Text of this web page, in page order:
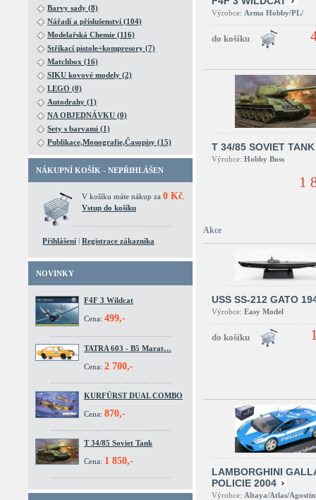
Barvy sady (8)
Nářadí a příslušenství (104)
Modelařská Chemie (116)
Stříkací pistole+kompresory (7)
Matchbox (16)
SIKU kovové modely (2)
LEGO (0)
Autodrahy (1)
NA OBJEDNÁVKU (0)
Sety s barvami (1)
Publikace,Monografie,Časopisy (15)
NÁKUPNÍ KOŠÍK - NEPŘIHLÁŠEN
V košíku máte nákup za 0 Kč
Vstup do košíku
Přihlášení | Registrace zákazníka
NOVINKY
F4F 3 Wildcat
Cena: 499,-
TATRA 603 - B5 Marat…
Cena: 2 700,-
KURFÜRST DUAL COMBO
Cena: 870,-
T 34/85 Soviet Tank
Cena: 1 850,-
Výrobce: Arma Hobby/PL/
T 34/85 SOVIET TANK
Výrobce: Hobby Boss
1
Akce
USS SS-212 GATO
Výrobce: Easy Model
LAMBORGHINI
POLICIE 2004
Výrobce: Altaya/Atlas/